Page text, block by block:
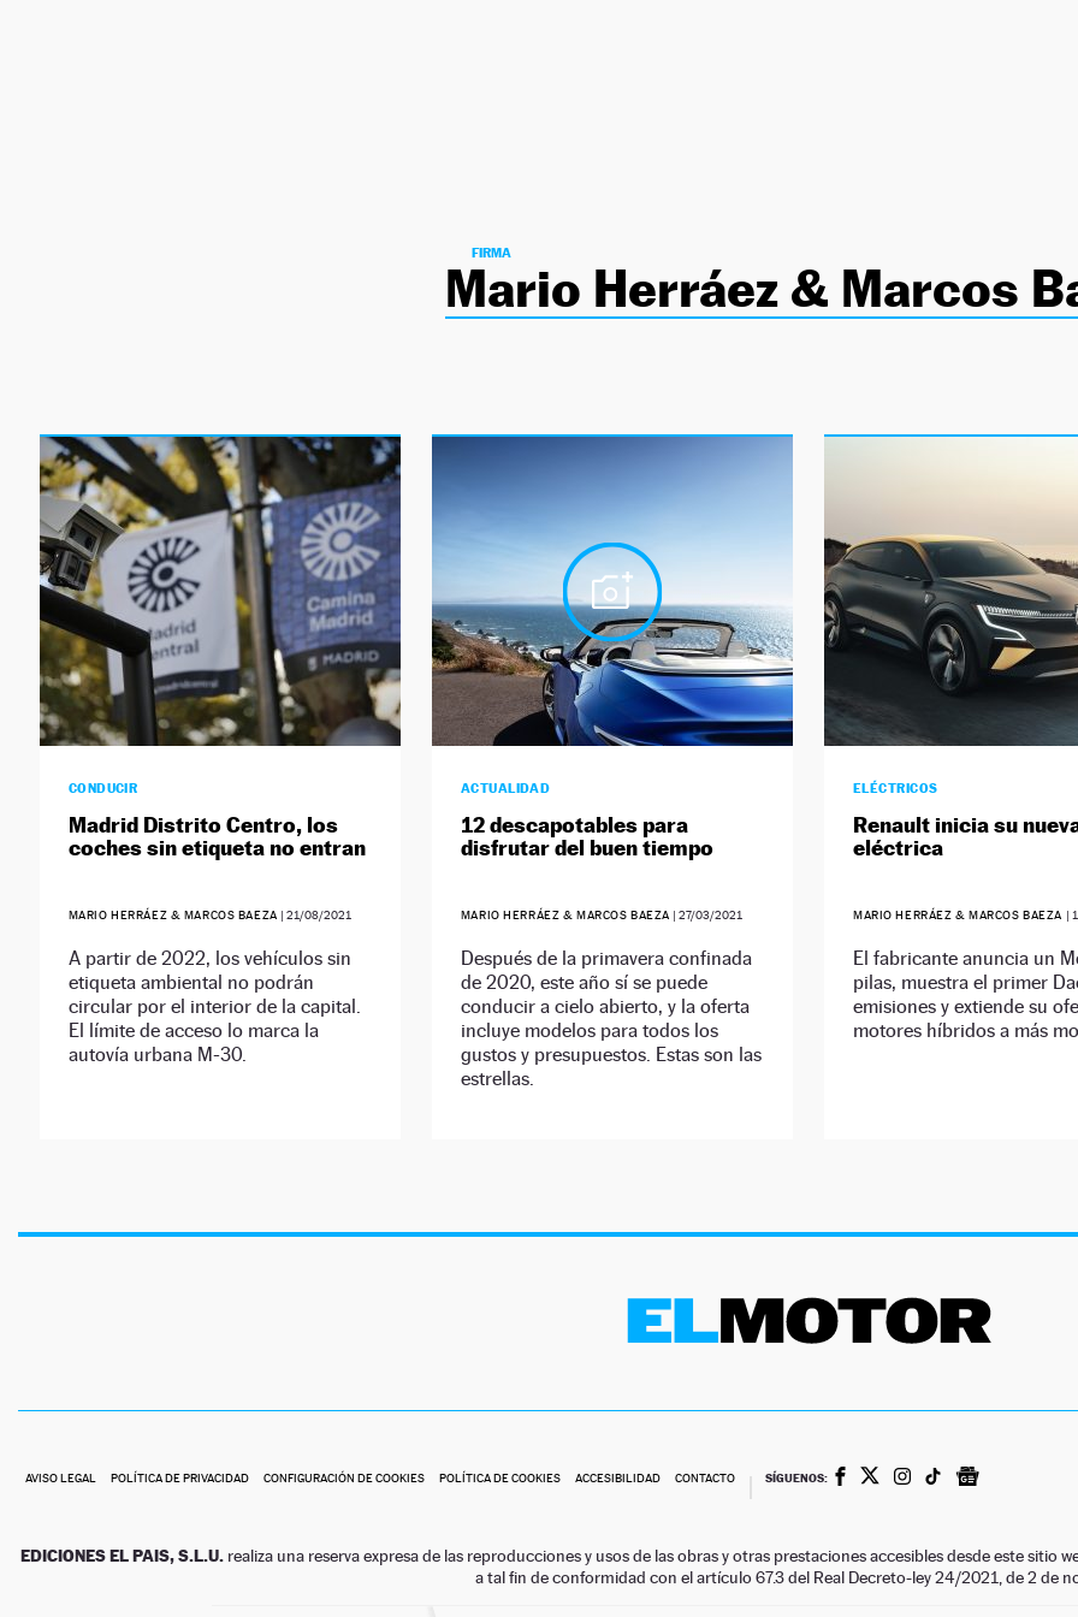
FIRMA
Mario Herráez & Marcos
CONDUCIR
Madrid Distrito Centro, los
coches sin etiqueta no entran
MARIO HERRÁEZ & MARCOS BAEZA |21/08/2021
A partir de 2022, los vehículos sin
etiqueta ambiental no podrán
circular por el interior de la capital.
El límite de acceso lo marca la
autovía urbana M-30.
ACTUALIDAD
12 descapotables para
disfrutar del buen tiempo
MARIO HERRÁEZ & MARCOS BAEZA |27/03/2021
Después de la primavera confinada
de 2020, este año sí se puede
conducir a cielo abierto, y la oferta
incluye modelos para todos los
gustos y presupuestos. Estas son las
estrellas.
ELÉCTRICOS
Renault inicia su
eléctrica
MARIO HERRÁEZ & MARCOS BAEZA |
El fabricante anuncia un
pilas, muestra el primer
emisiones y extiende su
motores híbridos a más
AVISO LEGAL POLÍTICA DE PRIVACIDAD CONFIGURACIÓN DE COOKIES POLÍTICA DE COOKIES ACCESIBILIDAD CONTACTO SÍGUENOS:
EDICIONES EL PAIS, S.L.U. realiza una reserva expresa de las reproducciones y usos de las obras y otras prestaciones accesibles desde este
a tal fin de conformidad con el artículo 67.3 del Real Decreto-ley 24/2021, de 2 de